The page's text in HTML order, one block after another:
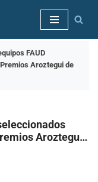
FAUD
Aroztegui de
Aroztegui